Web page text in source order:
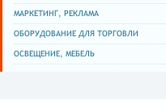
МАРКЕТИНГ, РЕКЛАМА
ОБОРУДОВАНИЕ ДЛЯ ТОРГОВЛИ
ОСВЕЩЕНИЕ, МЕБЕЛЬ